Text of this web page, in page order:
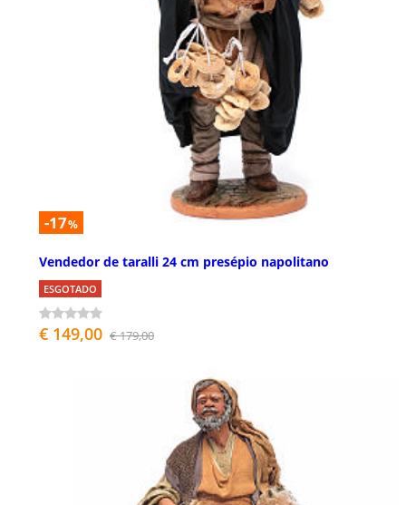
-17%
Vendedor de taralli 24 cm presépio napolitano
ESGOTADO
€ 149,00 € 179,00